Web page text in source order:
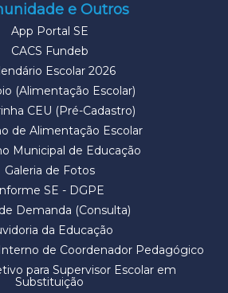
e Outros
App Portal SE
CACS Fundeb
Escolar 2026
(Alimentação Escolar)
CEU (Pré-Cadastro)
de Alimentação Escolar
Municipal de Educação
Galeria de Fotos
Informe SE - DGPE
Demanda (Consulta)
da Educação
de Coordenador Pedagógico
para Supervisor Escolar em
Substituição